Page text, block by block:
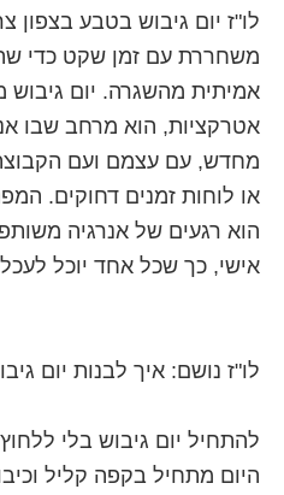
לו"ז יום גיבוש בטבע בצפון
משחררת עם זמן שקט כדי
אמיתית מהשגרה. יום גיבוש
אטרקציות, הוא מרחב שבו
מחדש, עם עצמם ועם
או לוחות זמנים דחוקים.
הוא רגעים של אנרגיה
אישי, כך שכל אחד יוכל
לו"ז נושם: איך לבנות יום
להתחיל יום גיבוש בלי
היום מתחיל בקפה קליל